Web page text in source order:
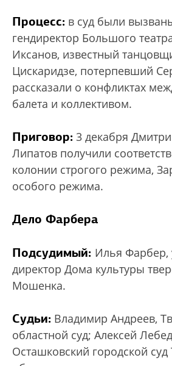
Процесс: в суд были
гендиректор Большого
Иксанов, известный
Цискаридзе, потерпевший
рассказали о конфликтах
балета и коллективом.
Приговор: 3 декабря
Липатов получили
колонии строгого режима,
особого режима.
Дело Фарбера
Подсудимый: Илья Фарбер,
директор Дома культуры
Мошенка.
Судьи: Владимир Андреев,
областной суд; Алексей
Осташковский городской суд